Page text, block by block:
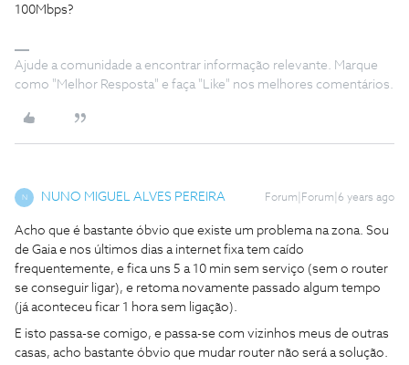
100Mbps?
Ajude a comunidade a encontrar informação relevante. Marque
como "Melhor Resposta" e faça "Like" nos melhores comentários.
N NUNO MIGUEL ALVES PEREIRA Forum|Forum|6 years ago
Acho que é bastante óbvio que existe um problema na zona. Sou
de Gaia e nos últimos dias a internet fixa tem caído
frequentemente, e fica uns 5 a 10 min sem serviço (sem o router
se conseguir ligar), e retoma novamente passado algum tempo
(já aconteceu ficar 1 hora sem ligação).
E isto passa-se comigo, e passa-se com vizinhos meus de outras
casas, acho bastante óbvio que mudar router não será a solução.